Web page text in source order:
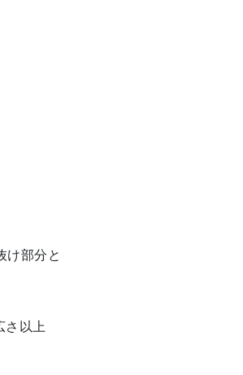
け部分と
さ以上